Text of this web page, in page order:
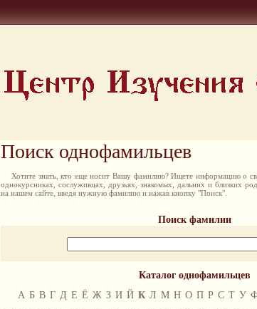
Поиск однофамильцев
Хотите знать, кто еще носит Вашу фамилию? Ищете информацию о
однокурсниках, сослуживцах, друзьях, знакомых, дальних и близких
на нашем сайте, введя нужную фамилию и нажав кнопку "Поиск".
Поиск фамилии
Каталог однофамильцев
А Б В Г Д Е Ё Ж З И Й К Л М Н О П Р С Т У